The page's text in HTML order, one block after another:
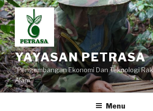
Lompat
ke
konten
YAYASAN PETRASA
"Pengembangan Ekonomi Dan Teknologi
Alam"
Menu